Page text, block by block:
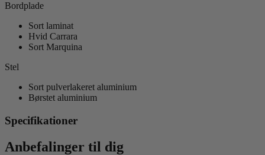
Bordplade
Sort laminat
Hvid Carrara
Sort Marquina
Stel
Sort pulverlakeret aluminium
Børstet aluminium
Specifikationer
Anbefalinger til dig